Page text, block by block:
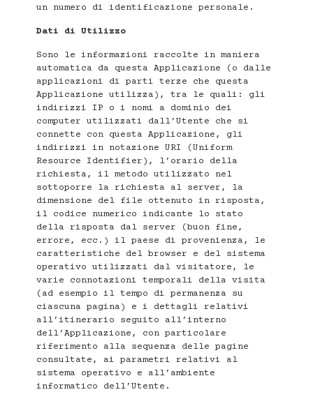
un numero di identificazione personale.
Dati di Utilizzo
Sono le informazioni raccolte in maniera
automatica da questa Applicazione (o dalle
applicazioni di parti terze che questa
Applicazione utilizza), tra le quali: gli
indirizzi IP o i nomi a dominio dei
computer utilizzati dall’Utente che si
connette con questa Applicazione, gli
indirizzi in notazione URI (Uniform
Resource Identifier), l’orario della
richiesta, il metodo utilizzato nel
sottoporre la richiesta al server, la
dimensione del file ottenuto in risposta,
il codice numerico indicante lo stato
della risposta dal server (buon fine,
errore, ecc.) il paese di provenienza, le
caratteristiche del browser e del sistema
operativo utilizzati dal visitatore, le
varie connotazioni temporali della visita
(ad esempio il tempo di permanenza su
ciascuna pagina) e i dettagli relativi
all’itinerario seguito all’interno
dell’Applicazione, con particolare
riferimento alla sequenza delle pagine
consultate, ai parametri relativi al
sistema operativo e all’ambiente
informatico dell’Utente.